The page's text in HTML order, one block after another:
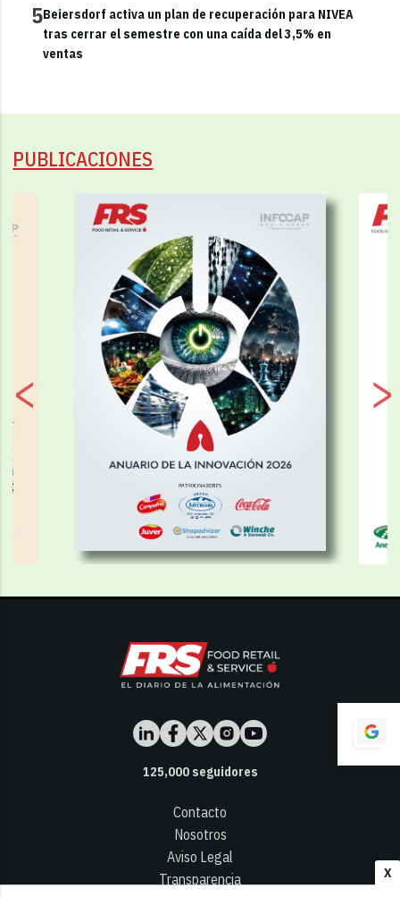
X
5Beiersdorf activa un plan de recuperación para NIVEA
tras cerrar el semestre con una caída del 3,5% en
ventas
PUBLICACIONES
125,000seguidores
Contacto
Nosotros
Aviso Legal
Transparencia